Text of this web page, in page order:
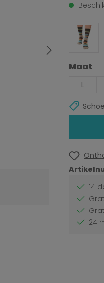
Maat
L
14
24